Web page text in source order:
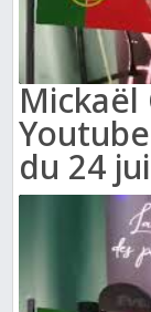
Mickaël
du 24